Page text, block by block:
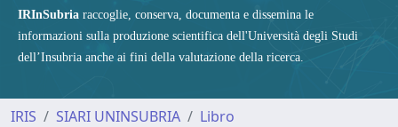
IRInSubria raccoglie, conserva, documenta e dissemina le
informazioni sulla produzione scientifica dell'Università degli Studi
dell’Insubria anche ai fini della valutazione della ricerca.
IRIS SIARI UNINSUBRIA
Libro